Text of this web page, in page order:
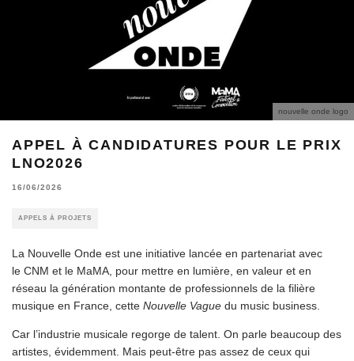
nouvelle onde logo
APPEL À CANDIDATURES POUR LE PRIX
LNO2026
16/06/2026
APPELS À PROJETS
La Nouvelle Onde est une initiative lancée en partenariat avec
le CNM et le MaMA, pour mettre en lumière, en valeur et en
réseau la génération montante de professionnels de la filière
musique en France, cette Nouvelle Vague du music business.
Car l’industrie musicale regorge de talent. On parle beaucoup des
artistes, évidemment. Mais peut-être pas assez de ceux qui